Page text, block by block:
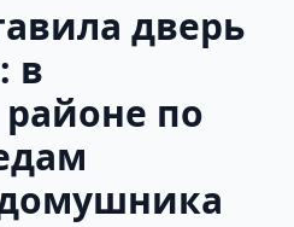
дверь
в
по